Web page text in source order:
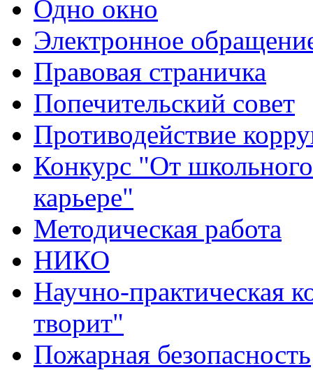
Одно окно
Электронное
Правовая страничка
Попечительский совет
Противодействие
Конкурс "От
карьере"
Методическая работа
НИКО
Научно-практическая
творит"
Пожарная безопасность